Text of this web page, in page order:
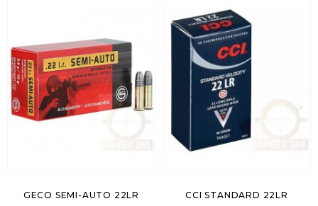
GECO SEMI-AUTO 22LR CCI STANDARD 22LR